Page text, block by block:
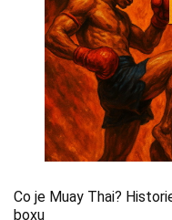
Co je Muay Thai?
boxu